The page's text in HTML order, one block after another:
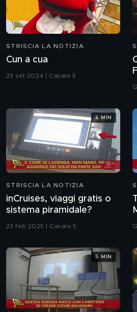
STRISCIA LA NOTIZIA
Cun a cua
23 set 2024 | Canale 5
STRISCIA LA NOTIZIA
inCruises, viaggi gratis o
sistema piramidale?
22 feb 2025 | Canale 5
6 MIN
5 MIN